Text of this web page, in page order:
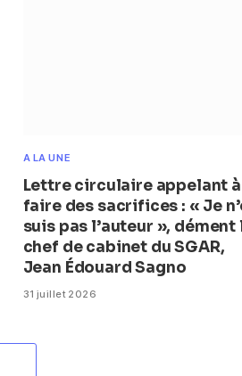
A LA UNE
Lettre circulaire appelant à
faire des sacrifices : « Je
suis pas l’auteur », dément
chef de cabinet du SGAR,
Jean Édouard Sagno
31 juillet 2026